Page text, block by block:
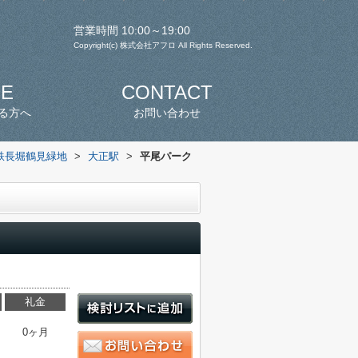
営業時間 10:00～19:00
Copyright(c) 株式会社アフロ All Rights Reserved.
方へ
CONTACT
お問い合わせ
長堀鶴見緑地 > 大正駅 > 平尾パーク
礼金
0ヶ月